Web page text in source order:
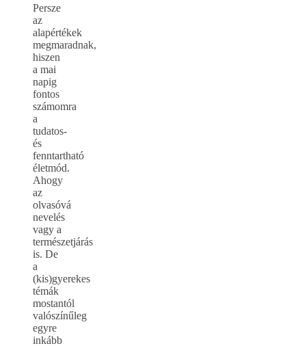
Persze
az
alapértékek
megmaradnak,
hiszen
a mai
napig
fontos
számomra
a
tudatos-
és
fenntartható
életmód.
Ahogy
az
olvasóvá
nevelés
vagy a
természetjárás
is. De
a
(kis)gyerekes
témák
mostantól
valószínűleg
egyre
inkább